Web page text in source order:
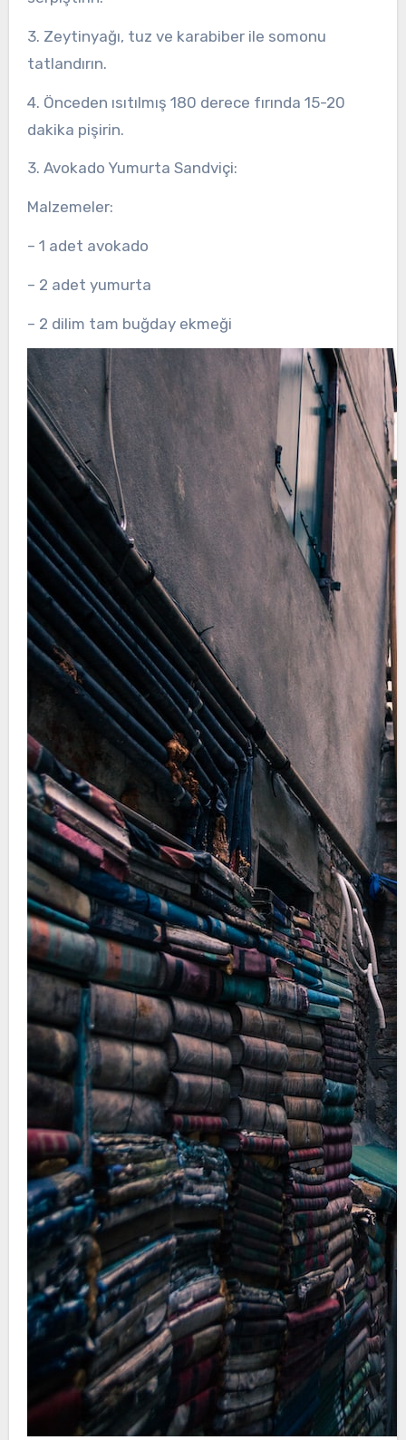
3. Zeytinyağı, tuz ve karabiber ile somonu
tatlandırın.
4. Önceden ısıtılmış 180 derece fırında 15-20
dakika pişirin.
3. Avokado Yumurta Sandviçi:
Malzemeler:
– 1 adet avokado
– 2 adet yumurta
– 2 dilim tam buğday ekmeği